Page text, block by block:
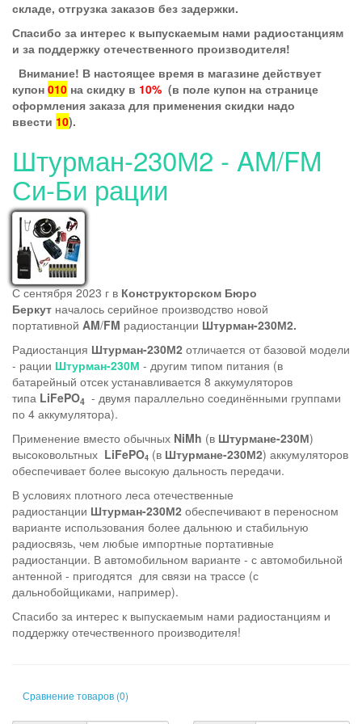
складе, отгрузка заказов без задержки.
Спасибо за интерес к выпускаемым нами радиостанциям
и за поддержку отечественного производителя!
Внимание! В настоящее время в магазине действует
купон 010 на скидку в 10% (в поле купон на странице
оформления заказа для применения скидки надо
ввести 10).
Штурман-230М2 - AM/FM
Си-Би рации
С сентября 2023 г в Конструкторском Бюро
Беркут началось серийное производство новой
портативной AM/FM радиостанции Штурман-230М2.
Радиостанция Штурман-230М2 отличается от базовой модели
- рации Штурман-230М - другим типом питания (в
батарейный отсек устанавливается 8 аккумуляторов
типа LiFePO4 - двумя параллельно соединёнными группами
по 4 аккумулятора).
Применение вместо обычных NiMh (в Штурмане-230М)
высоковольтных LiFePO4 (в Штурмане-230М2) аккумуляторов
обеспечивает более высокую дальность передачи.
В условиях плотного леса отечественные
радиостанции Штурман-230М2 обеспечивают в переносном
варианте использования более дальнюю и стабильную
радиосвязь, чем любые импортные портативные
радиостанции. В автомобильном варианте - с автомобильной
антенной - пригодятся для связи на трассе (с
дальнобойщиками, например).
Спасибо за интерес к выпускаемым нами радиостанциям и
поддержку отечественного производителя!
Сравнение товаров (0)